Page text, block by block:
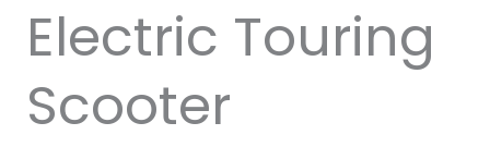
Electric Touring
Scooter